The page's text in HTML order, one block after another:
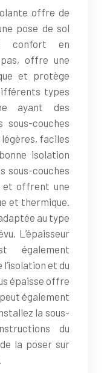
offre de
pose de sol
confort en
offre une
et protège
types
ayant des
couches
faciles
isolation
sous-couches
et offrent une
et thermique.
au type
L’épaisseur
également
et du
épaisse offre
également
la sous-
du
la poser sur